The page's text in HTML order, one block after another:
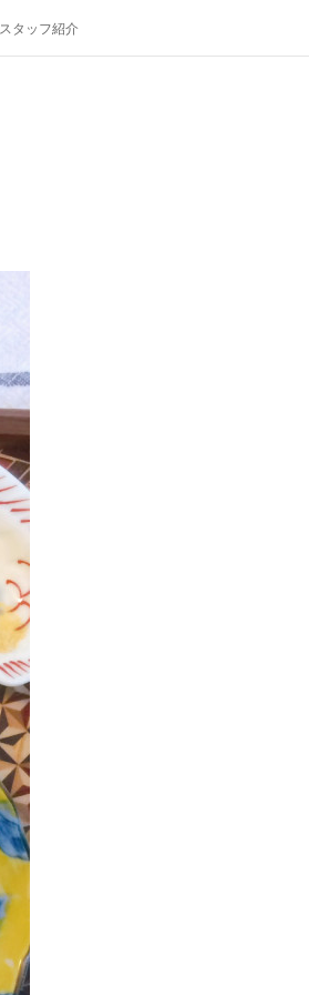
スタッフ紹介